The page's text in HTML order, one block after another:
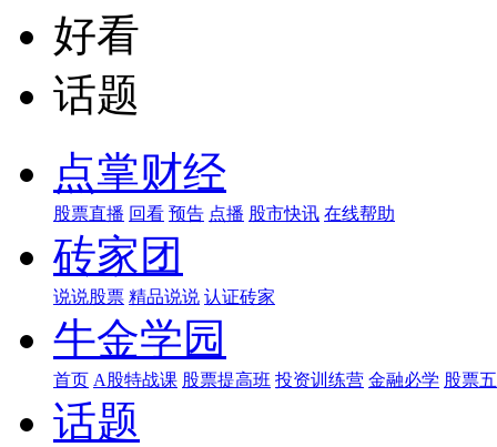
好看
话题
点掌财经
股票直播 回看 预告 点播 股市快讯 在线帮助
砖家团
说说股票 精品说说 认证砖家
牛金学园
首页 A股特战课 股票提高班 投资训练营 金融必学 股票
话题